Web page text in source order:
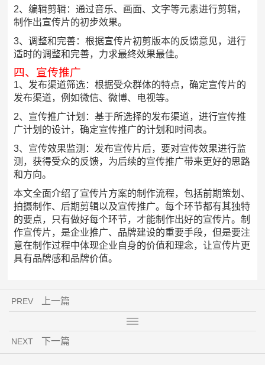
2、编辑剪辑：通过音乐、画面、文字等元素进行剪辑，
制作出宣传片的初步效果。
3、调整和完善：根据宣传片初剪版本的反馈意见，进行
适时的调整和完善，力求最终效果最佳。
四、宣传推广
1、发布渠道筛选：根据受众群体的特点，确定宣传片的
发布渠道，例如微信、微博、电视等。
2、宣传推广计划：基于所选择的发布渠道，进行宣传推
广计划的设计，确定宣传推广的计划和时间表。
3、宣传效果监测：发布宣传片后，要对宣传效果进行监
测，获得受众的反馈，为后续的宣传推广带来更好的思路
和方向。
本文全面介绍了宣传片方案的制作流程，包括前期策划、
拍摄制作、后期剪辑以及宣传推广。每个环节都有其独特
的要点，只有做好每个环节，才能制作出好的宣传片。制
作宣传片，是企业推广、品牌建设的重要手段，但是要注
意在制作过程中体现企业自身的价值和理念，让宣传片更
具有品牌感和品牌价值。
PREV 上一篇
NEXT 下一篇